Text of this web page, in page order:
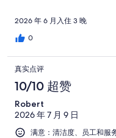
2026 年 6 月入住 3 晚
0
真实点评
10/10 超赞
Robert
2026 年 7 月 9 日
满意：清洁度、员工和服